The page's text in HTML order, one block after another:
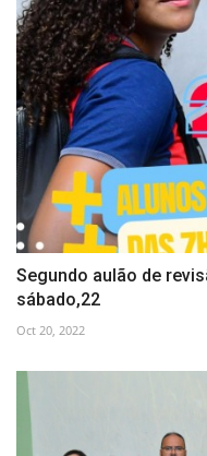
Segundo aulão de
sábado,22
Oct 20, 2022